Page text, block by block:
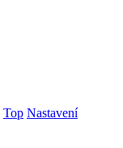
Top Nastavení